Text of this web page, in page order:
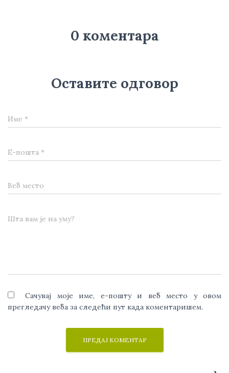
0 коментара
Оставите одговор
Име *
Е-пошта *
Веб место
Шта вам је на уму?
Сачувај моје име, е-пошту и веб место у овом
прегледачу веба за следећи пут када коментаришем.